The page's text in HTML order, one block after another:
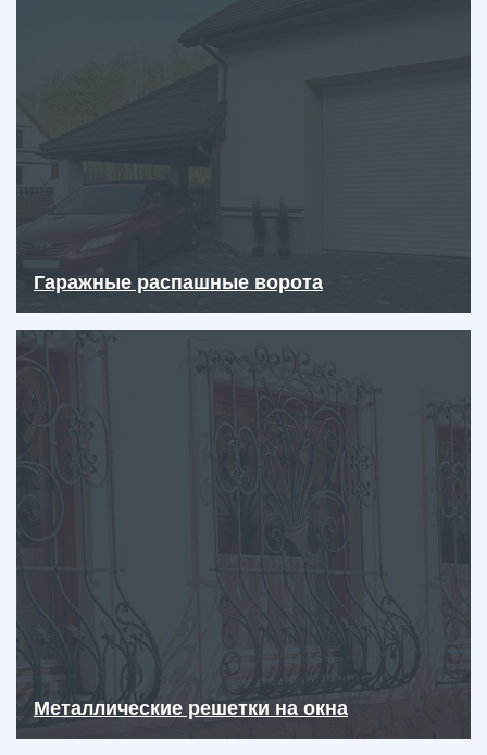
Гаражные распашные ворота
Металлические решетки на окна